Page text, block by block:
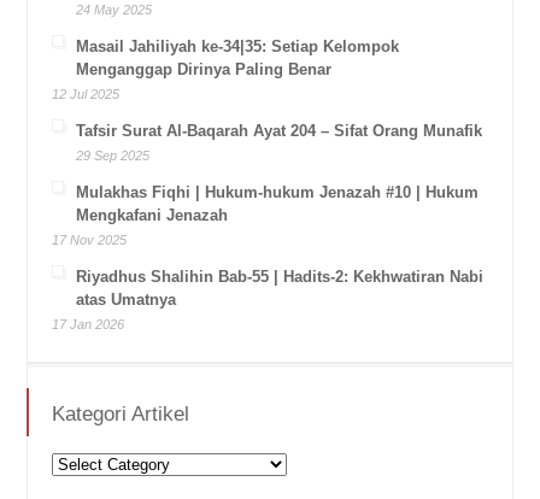
24 May 2025
Masail Jahiliyah ke-34|35: Setiap Kelompok
Menganggap Dirinya Paling Benar
12 Jul 2025
Tafsir Surat Al-Baqarah Ayat 204 – Sifat Orang Munafik
29 Sep 2025
Mulakhas Fiqhi | Hukum-hukum Jenazah #10 | Hukum
Mengkafani Jenazah
17 Nov 2025
Riyadhus Shalihin Bab-55 | Hadits-2: Kekhwatiran Nabi
atas Umatnya
17 Jan 2026
Kategori Artikel
Kategori